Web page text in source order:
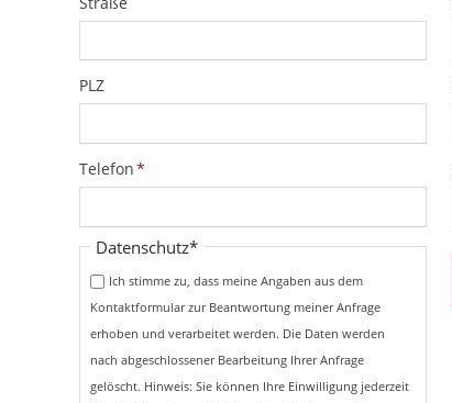
PLZ
Pflichtfeld
Telefon*
Pflichtfeld
Datenschutz*
Ich stimme zu, dass meine Angaben aus dem
Kontaktformular zur Beantwortung meiner Anfrage
erhoben und verarbeitet werden. Die Daten werden
nach abgeschlossener Bearbeitung Ihrer Anfrage
gelöscht. Hinweis: Sie können Ihre Einwilligung jederzeit